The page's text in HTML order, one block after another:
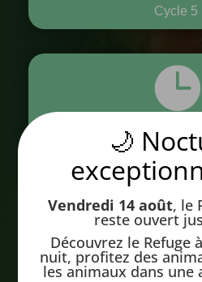
Cycle 5

90
🌙
Vendredi 14 août, le
reste ouvert
Découvrez le Refuge
nuit, profitez des
les animaux dans une